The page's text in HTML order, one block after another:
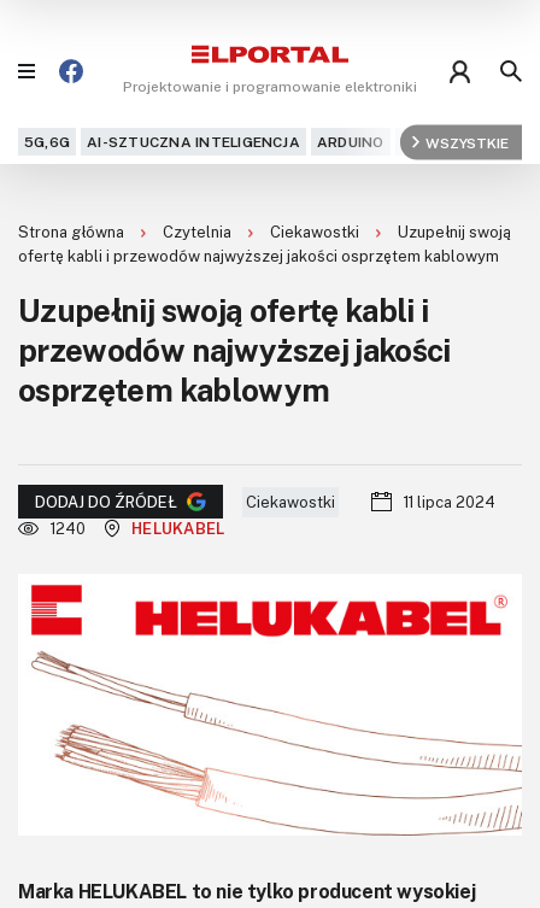
Projektowanie i programowanie elektroniki
5G,6G AI-SZTUCZNA INTELIGENCJA ARDUINO ARM AUDIO
WSZYSTKIE
Projekty
Kursy
DIY+
Dla Ciebie
KITy AVT
Kontakt
Magazyny
Archiwum
Strona główna Czytelnia Ciekawostki
Uzupełnij swoją
ofertę kabli i przewodów najwyższej jakości osprzętem kablowym
Uzupełnij swoją ofertę kabli i
przewodów najwyższej jakości
osprzętem kablowym
DODAJ DO ŹRÓDEŁ Ciekawostki
11 lipca 2024
1240
HELUKABEL
Marka HELUKABEL to nie tylko producent wysokiej